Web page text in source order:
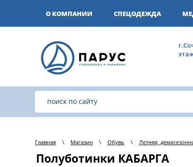
О КОМПАНИИ СПЕЦОДЕЖДА
Главная \ Магазин \ Обувь \ Летняя,
Полуботинки КАБАРГА